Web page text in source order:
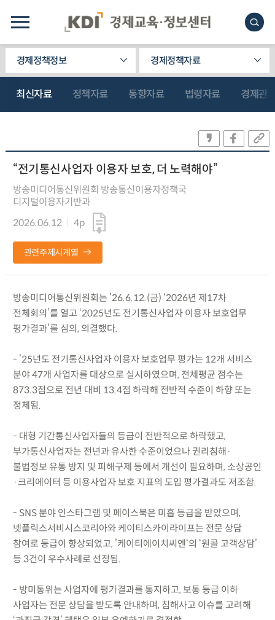
경제정책정보 경제정책자료
최신자료 정책자료 동향자료 법령자료 경제관
“전기통신사업자 이용자 보호, 더 노력해야”
방송미디어통신위원회 방송통신이용자정책국
디지털이용자기반과
2026.06.12
4p
관련주제시계열
방송미디어통신위원회는 ’26.6.12.(금) ‘2026년 제17차
전체회의’를 열고 ‘2025년도 전기통신사업자 이용자 보호업무
평가결과’를 심의, 의결했다.
- ’25년도 전기통신사업자 이용자 보호업무 평가는 12개 서비스
분야 47개 사업자를 대상으로 실시하였으며, 전체평균 점수는
873.3점으로 전년 대비 13.4점 하락해 전반적 수준이 하향 또는
정체됨.
- 대형 기간통신사업자들의 등급이 전반적으로 하락했고,
부가통신사업자는 전년과 유사한 수준이었으나 권리침해·
불법정보 유통 방지 및 피해구제 등에서 개선이 필요하며, 소상공인
·크리에이터 등 이용사업자 보호 지표의 도입 평가결과도 저조함.
- SNS 분야 인스타그램 및 페이스북은 미흡 등급을 받았으며,
넷플릭스서비시스코리아와 케이티스카이라이프는 전문 상담
참여로 등급이 향상되었고, ’케이티에이치씨엔‘의 ‘원콜 고객상담’
등 3건이 우수사례로 선정됨.
- 방미통위는 사업자에 평가결과를 통지하고, 보통 등급 이하
사업자는 전문 상담을 받도록 안내하며, 침해사고 이슈를 고려해